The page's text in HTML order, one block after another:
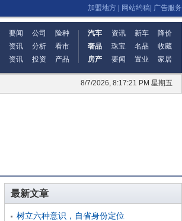
加盟地方 网站约稿 广告服务
要闻 公司
险种
资讯 分析
看市
资讯 投资 产品
汽车 资讯 新车
降价
奢品
珠宝 名品
收藏
房产
要闻 置业 家居
8/7/2026, 8:17:22 PM 星期五
最新文章
树立六种意识，自省身份定位